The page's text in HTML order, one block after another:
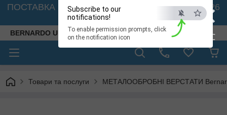
×
ESC
Subscribe to our
notifications!
To enable permission prompts, click
on the notification icon
ПОСТАВКА ВЕРСТАТІВ З АВСТРІЇ - 🚛 26.08. 2026
🚛
BERNARDO UKRAINE
Товари та послуги МЕТАЛООБРОБНІ ВЕРСТАТИ